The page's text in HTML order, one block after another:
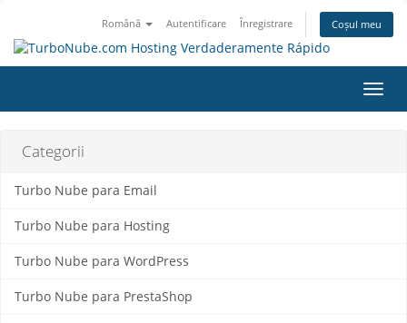
Română Autentificare Înregistrare Coșul meu
Categorii
Turbo Nube para Email
Turbo Nube para Hosting
Turbo Nube para WordPress
Turbo Nube para PrestaShop